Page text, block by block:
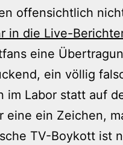
offensichtlich
in die Live-
eine
ein völlig
im Labor statt auf
eine ein Zeichen,
TV-Boykott ist